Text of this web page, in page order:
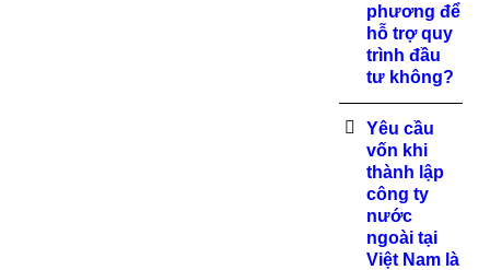
phương để
hỗ trợ quy
trình đầu
tư không?
Yêu cầu
vốn khi
thành lập
công ty
nước
ngoài tại
Việt Nam là